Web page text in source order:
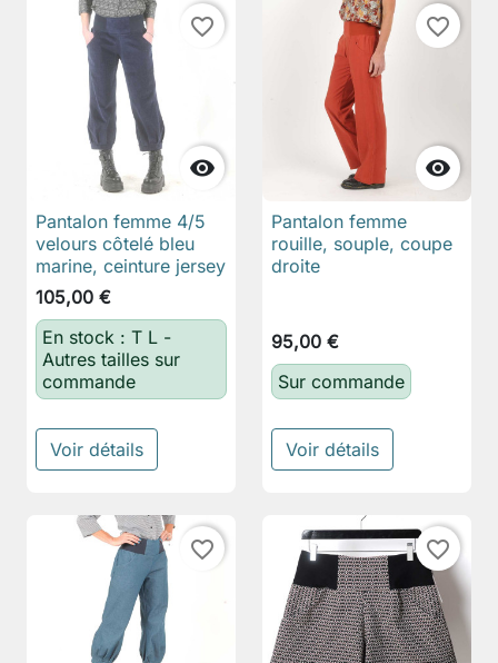

favorite_border
Pantalon femme 4/5
velours côtelé bleu
marine, ceinture jersey
105,00 €
En stock : T L -
Autres tailles sur
commande
Voir détails

favorite_border
Pantalon femme
rouille, souple, coupe
droite
95,00 €
Sur commande
Voir détails
favorite_border favorite_border